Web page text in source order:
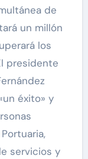
de
un millón
los
presidente
éxito» y
servicios y